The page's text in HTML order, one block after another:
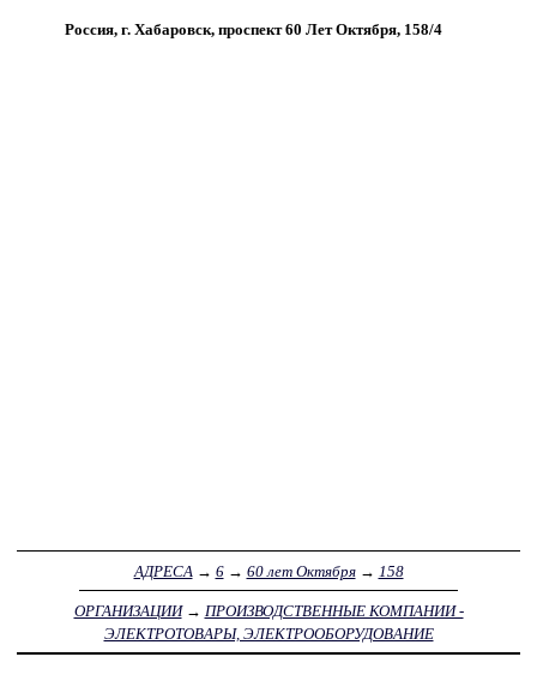
Россия, г. Хабаровск, проспект 60 Лет Октября, 158/4
АДРЕСА → 6→ 60 лет Октября→ 158
ОРГАНИЗАЦИИ→ ПРОИЗВОДСТВЕННЫЕ КОМПАНИИ -
ЭЛЕКТРОТОВАРЫ, ЭЛЕКТРООБОРУДОВАНИЕ